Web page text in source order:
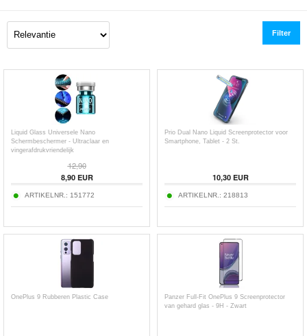
Filter
Liquid Glass Universele Nano
Schermbeschermer - Ultraclaar en
vingerafdrukvriendelijk
12,90
8,90EUR
ARTIKELNR.: 151772
Prio Dual Nano Liquid Screenprotector voor
Smartphone, Tablet - 2 St.
10,30EUR
ARTIKELNR.: 218813
OnePlus 9 Rubberen Plastic Case
Panzer Full-Fit OnePlus 9 Screenprotector
van gehard glas - 9H - Zwart